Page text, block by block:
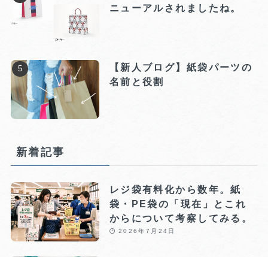
ニューアルされましたね。
【新人ブログ】紙袋パーツの
名前と役割
新着記事
レジ袋有料化から数年。紙
袋・PE袋の「現在」とこれ
からについて考察してみる。
2026年7月24日